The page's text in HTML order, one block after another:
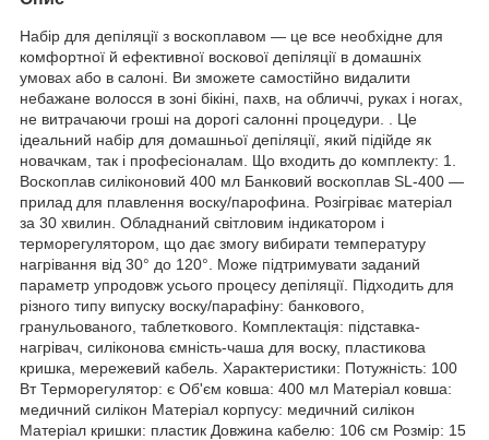
Набір для депіляції з воскоплавом — це все необхідне для
комфортної й ефективної воскової депіляції в домашніх
умовах або в салоні. Ви зможете самостійно видалити
небажане волосся в зоні бікіні, пахв, на обличчі, руках і ногах,
не витрачаючи гроші на дорогі салонні процедури. . Це
ідеальний набір для домашньої депіляції, який підійде як
новачкам, так і професіоналам. Що входить до комплекту: 1.
Воскоплав силіконовий 400 мл Банковий воскоплав SL-400 —
прилад для плавлення воску/парофина. Розігріває матеріал
за 30 хвилин. Обладнаний світловим індикатором і
терморегулятором, що дає змогу вибирати температуру
нагрівання від 30° до 120°. Може підтримувати заданий
параметр упродовж усього процесу депіляції. Підходить для
різного типу випуску воску/парафіну: банкового,
гранульованого, таблеткового. Комплектація: підставка-
нагрівач, силіконова ємність-чаша для воску, пластикова
кришка, мережевий кабель. Характеристики: Потужність: 100
Вт Терморегулятор: є Об'єм ковша: 400 мл Матеріал ковша:
медичний силікон Матеріал корпусу: медичний силікон
Матеріал кришки: пластик Довжина кабелю: 106 см Розмір: 15